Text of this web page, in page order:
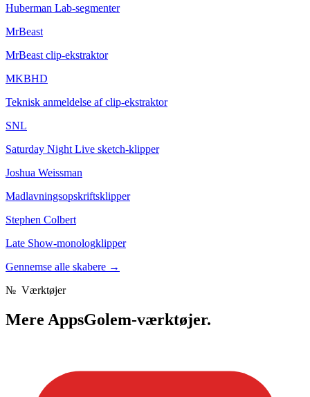
Huberman Lab-segmenter
MrBeast
MrBeast clip-ekstraktor
MKBHD
Teknisk anmeldelse af clip-ekstraktor
SNL
Saturday Night Live sketch-klipper
Joshua Weissman
Madlavningsopskriftsklipper
Stephen Colbert
Late Show-monologklipper
Gennemse alle skabere →
№ Værktøjer
Mere AppsGolem-værktøjer.